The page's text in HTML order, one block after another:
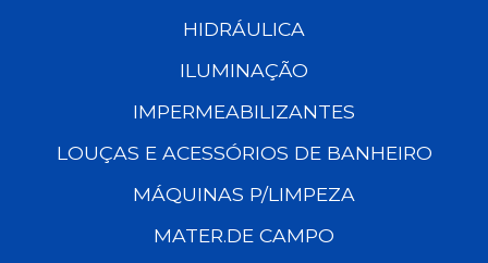
HIDRÁULICA
ILUMINAÇÃO
IMPERMEABILIZANTES
LOUÇAS E ACESSÓRIOS DE BANHEIRO
MÁQUINAS P/LIMPEZA
MATER.DE CAMPO